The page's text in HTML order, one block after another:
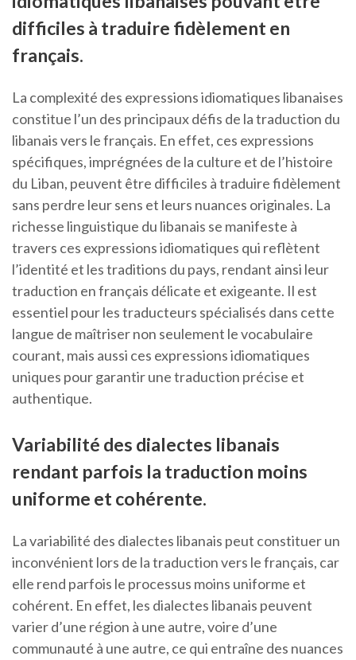
difficiles à traduire fidèlement en
français.
La complexité des expressions idiomatiques libanaises
constitue l’un des principaux défis de la traduction du
libanais vers le français. En effet, ces expressions
spécifiques, imprégnées de la culture et de l’histoire
du Liban, peuvent être difficiles à traduire fidèlement
sans perdre leur sens et leurs nuances originales. La
richesse linguistique du libanais se manifeste à
travers ces expressions idiomatiques qui reflètent
l’identité et les traditions du pays, rendant ainsi leur
traduction en français délicate et exigeante. Il est
essentiel pour les traducteurs spécialisés dans cette
langue de maîtriser non seulement le vocabulaire
courant, mais aussi ces expressions idiomatiques
uniques pour garantir une traduction précise et
authentique.
Variabilité des dialectes libanais
rendant parfois la traduction moins
uniforme et cohérente.
La variabilité des dialectes libanais peut constituer un
inconvénient lors de la traduction vers le français, car
elle rend parfois le processus moins uniforme et
cohérent. En effet, les dialectes libanais peuvent
varier d’une région à une autre, voire d’une
communauté à une autre, ce qui entraîne des nuances